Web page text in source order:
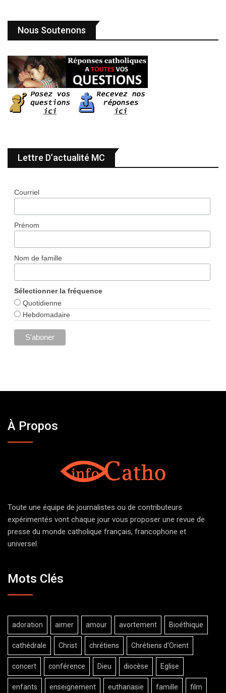
Nous Soutenons
Lettre D’actualité MC
Courriel
Prénom
Nom de famille
Sélectionner la fréquence
Quotidienne
Hebdomadaire
À Propos
Toute une équipe de journalistes ou de contributeurs
expérimentés vont chaque jour vous proposer une revue de
presse du monde catholique français, francophone et
universel.
Mots Clés
adoration aimer amour avortement Bioéthique
cathédrale Christ chrétiens Chrétiens d'Orient
concert conférence Dieu diocèse Eglise
enfants enseignement euthanasie famille film